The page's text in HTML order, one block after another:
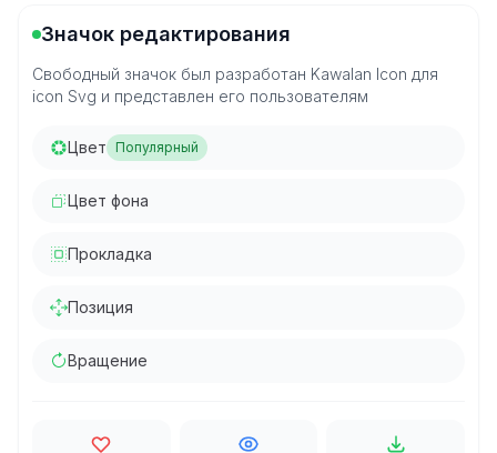
Значок редактирования
Свободный значок был разработан Kawalan Icon для
icon Svg и представлен его пользователям
Цвет Популярный
Цвет фона
Прокладка
Позиция
Вращение